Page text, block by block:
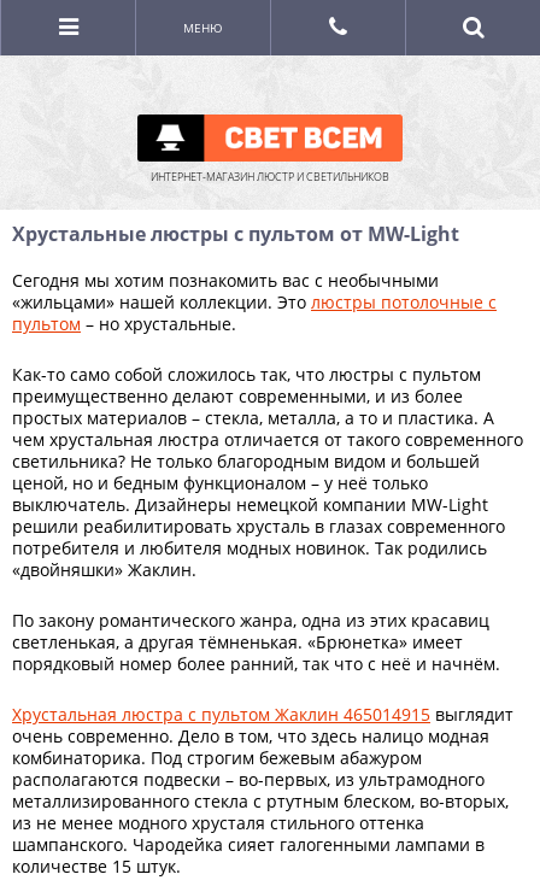
ИНТЕРНЕТ-МАГАЗИН ЛЮСТР И СВЕТИЛЬНИКОВ
МЕНЮ
Хрустальные люстры с пультом от MW-Light
Сегодня мы хотим познакомить вас с необычными
«жильцами» нашей коллекции. Это люстры потолочные с
пультом – но хрустальные.
Как-то само собой сложилось так, что люстры с пультом
преимущественно делают современными, и из более
простых материалов – стекла, металла, а то и пластика. А
чем хрустальная люстра отличается от такого современного
светильника? Не только благородным видом и большей
ценой, но и бедным функционалом – у неё только
выключатель. Дизайнеры немецкой компании MW-Light
решили реабилитировать хрусталь в глазах современного
потребителя и любителя модных новинок. Так родились
«двойняшки» Жаклин.
По закону романтического жанра, одна из этих красавиц
светленькая, а другая тёмненькая. «Брюнетка» имеет
порядковый номер более ранний, так что с неё и начнём.
Хрустальная люстра с пультом Жаклин 465014915 выглядит
очень современно. Дело в том, что здесь налицо модная
комбинаторика. Под строгим бежевым абажуром
располагаются подвески – во-первых, из ультрамодного
металлизированного стекла с ртутным блеском, во-вторых,
из не менее модного хрусталя стильного оттенка
шампанского. Чародейка сияет галогенными лампами в
количестве 15 штук.